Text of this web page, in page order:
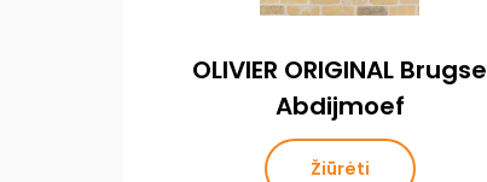
OLIVIER ORIGINAL Brugse
Abdijmoef
Žiūrėti